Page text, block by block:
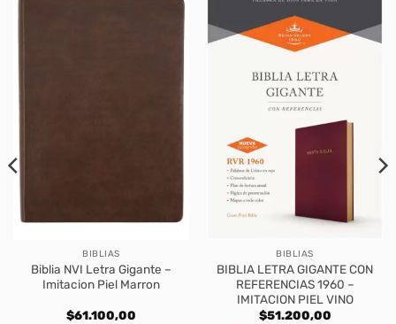
BIBLIAS
Biblia NVI Letra Gigante –
Imitacion Piel Marron
$61.100,00
BIBLIAS
BIBLIA LETRA GIGANTE CON
REFERENCIAS 1960 –
IMITACION PIEL VINO
$51.200,00